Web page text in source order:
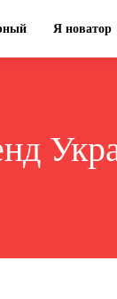
Я новатор